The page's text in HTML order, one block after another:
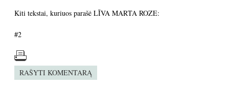
Kiti tekstai, kuriuos parašė LĪVA MARTA ROZE:
#2
RAŠYTI KOMENTARĄ